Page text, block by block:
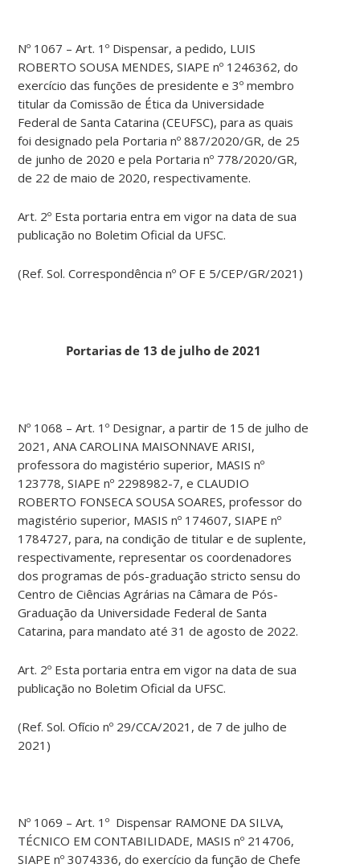
Nº 1067 – Art. 1º Dispensar, a pedido, LUIS
ROBERTO SOUSA MENDES, SIAPE nº 1246362, do
exercício das funções de presidente e 3º membro
titular da Comissão de Ética da Universidade
Federal de Santa Catarina (CEUFSC), para as quais
foi designado pela Portaria nº 887/2020/GR, de 25
de junho de 2020 e pela Portaria nº 778/2020/GR,
de 22 de maio de 2020, respectivamente.
Art. 2º Esta portaria entra em vigor na data de sua
publicação no Boletim Oficial da UFSC.
(Ref. Sol. Correspondência nº OF E 5/CEP/GR/2021)
Portarias de 13 de julho de 2021
Nº 1068 – Art. 1º Designar, a partir de 15 de julho de
2021, ANA CAROLINA MAISONNAVE ARISI,
professora do magistério superior, MASIS nº
123778, SIAPE nº 2298982-7, e CLAUDIO
ROBERTO FONSECA SOUSA SOARES, professor do
magistério superior, MASIS nº 174607, SIAPE nº
1784727, para, na condição de titular e de suplente,
respectivamente, representar os coordenadores
dos programas de pós-graduação stricto sensu do
Centro de Ciências Agrárias na Câmara de Pós-
Graduação da Universidade Federal de Santa
Catarina, para mandato até 31 de agosto de 2022.
Art. 2º Esta portaria entra em vigor na data de sua
publicação no Boletim Oficial da UFSC.
(Ref. Sol. Ofício nº 29/CCA/2021, de 7 de julho de
2021)
Nº 1069 – Art. 1º Dispensar RAMONE DA SILVA,
TÉCNICO EM CONTABILIDADE, MASIS nº 214706,
SIAPE nº 3074336, do exercício da função de Chefe